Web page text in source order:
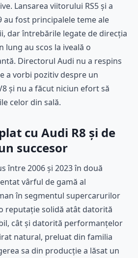
Lansarea viitorului RS5 și a
au fost principalele teme ale
dar întrebările legate de direcția
lung au scos la iveală o
Directorul Audi nu a respins
a vorbi pozitiv despre un
și nu a făcut niciun efort să
celor din sală.
cu Audi R8 și de
succesor
între 2006 și 2023 în două
vârful de gamă al
în segmentul supercarurilor
reputație solidă atât datorită
cât și datorită performanțelor
natural, preluat din familia
sa din producție a lăsat un